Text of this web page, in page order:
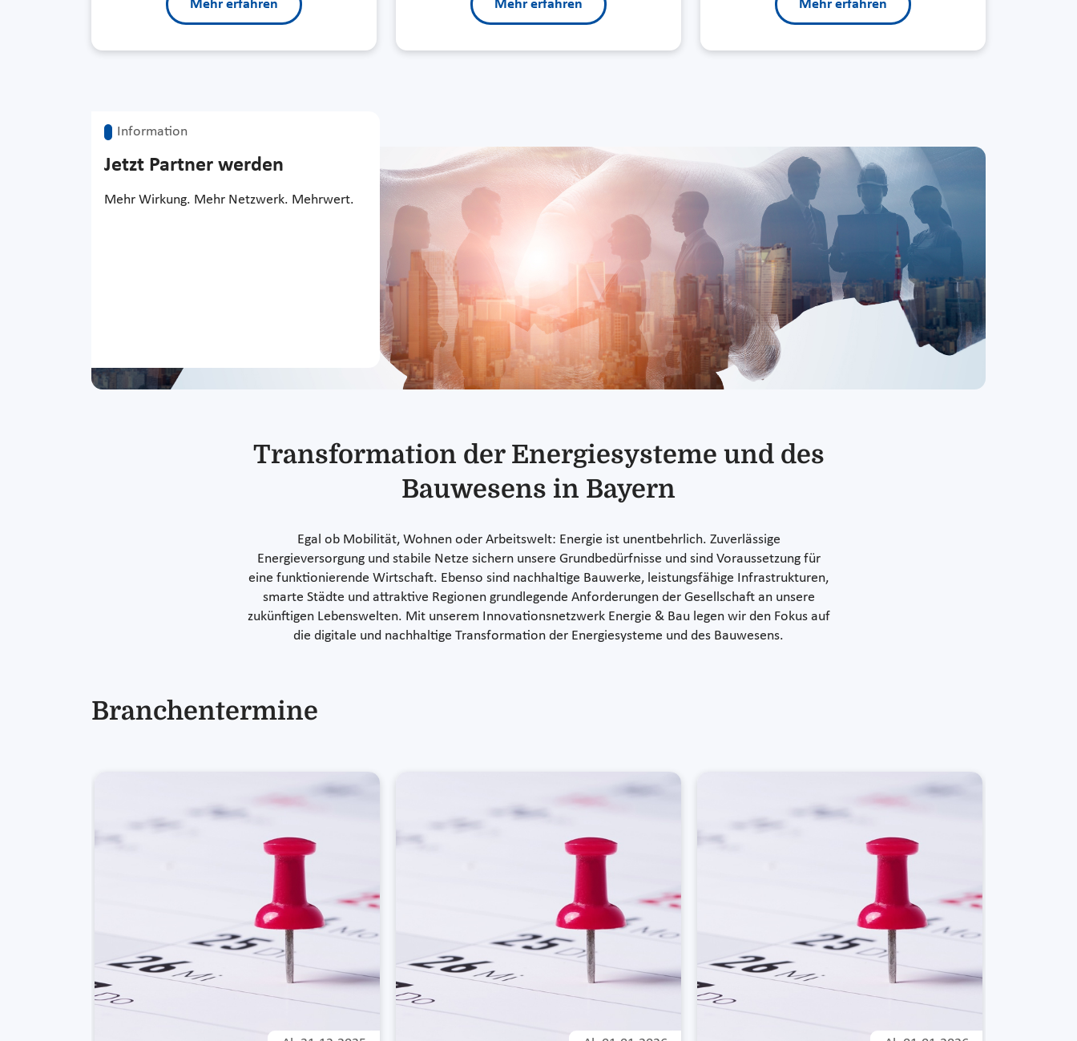
Mehr erfahren Mehr erfahren Mehr erfahren
Information
Jetzt Partner werden
Mehr Wirkung. Mehr Netzwerk. Mehrwert.
Transformation der Energiesysteme und des
Bauwesens in Bayern
Egal ob Mobilität, Wohnen oder Arbeitswelt: Energie ist unentbehrlich. Zuverlässige
Energieversorgung und stabile Netze sichern unsere Grundbedürfnisse und sind Voraussetzung für
eine funktionierende Wirtschaft. Ebenso sind nachhaltige Bauwerke, leistungsfähige Infrastrukturen,
smarte Städte und attraktive Regionen grundlegende Anforderungen der Gesellschaft an unsere
zukünftigen Lebenswelten. Mit unserem Innovationsnetzwerk Energie & Bau legen wir den Fokus auf
die digitale und nachhaltige Transformation der Energiesysteme und des Bauwesens.
Branchentermine